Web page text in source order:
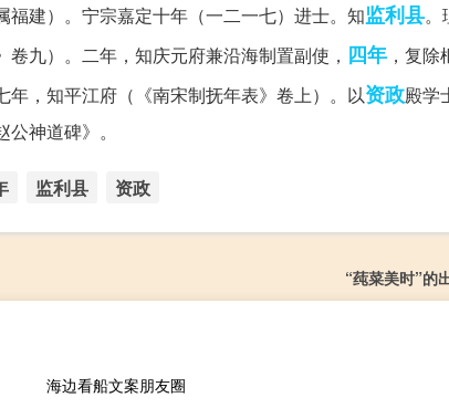
建）。宁宗嘉定十年（一二一七）进士。知监利县。
九）。二年，知庆元府兼沿海制置副使， 四年 ，复
年，知平江府（《南宋制抚年表》卷上）。以资政殿学
神道碑》。
监利县 资政
“莼菜美时”的
海边看船文案朋友圈